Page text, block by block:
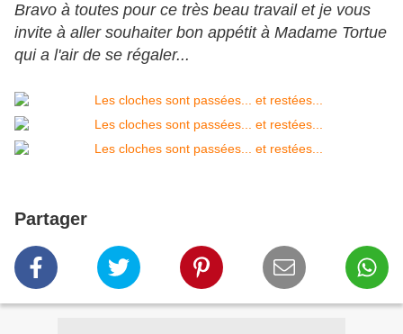
Bravo à toutes pour ce très beau travail et je vous
invite à aller souhaiter bon appétit à Madame Tortue
qui a l'air de se régaler...
Partager